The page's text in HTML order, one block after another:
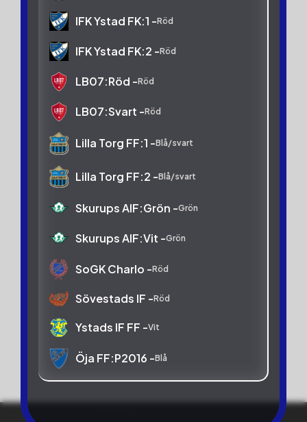
IFK Ystad FK:1 -Röd
IFK Ystad FK:2 -Röd
LB07:Röd -Röd
LB07:Svart -Röd
Lilla Torg FF:1 -Blå/svart
Lilla Torg FF:2 -Blå/svart
Skurups AIF:Grön -Grön
Skurups AIF:Vit -Grön
SoGK Charlo -Röd
Sövestads IF -Röd
Ystads IF FF -Vit
Öja FF:P2016 -Blå